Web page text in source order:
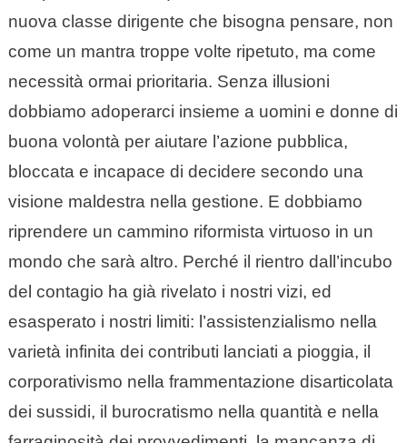
nuova classe dirigente che bisogna pensare, non
come un mantra troppe volte ripetuto, ma come
necessità ormai prioritaria. Senza illusioni
dobbiamo adoperarci insieme a uomini e donne di
buona volontà per aiutare l’azione pubblica,
bloccata e incapace di decidere secondo una
visione maldestra nella gestione. E dobbiamo
riprendere un cammino riformista virtuoso in un
mondo che sarà altro. Perché il rientro dall’incubo
del contagio ha già rivelato i nostri vizi, ed
esasperato i nostri limiti: l’assistenzialismo nella
varietà infinita dei contributi lanciati a pioggia, il
corporativismo nella frammentazione disarticolata
dei sussidi, il burocratismo nella quantità e nella